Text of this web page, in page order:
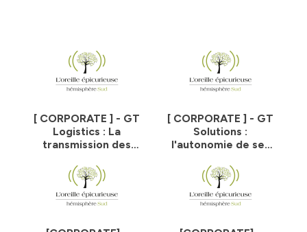
[ CORPORATE ] - GT
Logistics : La
transmission des
cœur de son ADN
[ CORPORATE ] - GT
Solutions :
l'autonomie de ses
cœur de la
stratégie